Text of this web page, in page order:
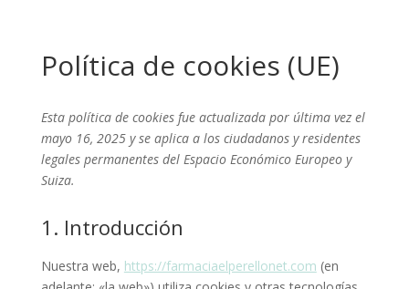
Política de cookies (UE)
Esta política de cookies fue actualizada por última vez el
mayo 16, 2025 y se aplica a los ciudadanos y residentes
legales permanentes del Espacio Económico Europeo y
Suiza.
1. Introducción
Nuestra web, https://farmaciaelperellonet.com (en